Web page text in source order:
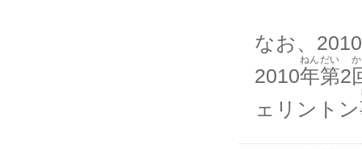
なお、2010
2010年
ねん
第
だい
2
ェリントン